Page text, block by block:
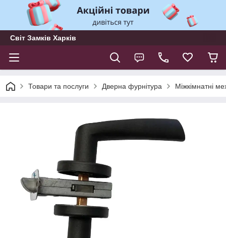
Світ Замків Харків
Товари та послуги Дверна фурнітура Міжкімнатні